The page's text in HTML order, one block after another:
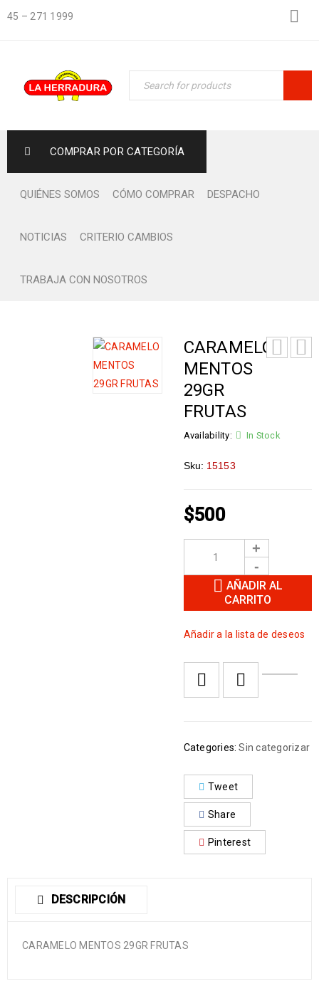
45 – 271 1999
COMPRAR POR CATEGORÍA
QUIÉNES SOMOS CÓMO COMPRAR DESPACHO
NOTICIAS CRITERIO CAMBIOS
TRABAJA CON NOSOTROS
CARAMELO
MENTOS
29GR
FRUTAS
Availability: In Stock
Sku: 15153
$500
AÑADIR AL
CARRITO
Añadir a la lista de deseos
Categories: Sin categorizar
Tweet
Share
Pinterest
DESCRIPCIÓN
CARAMELO MENTOS 29GR FRUTAS